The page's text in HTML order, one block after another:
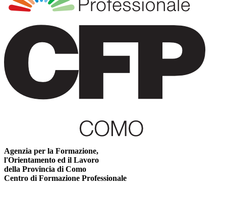
Agenzia per la Formazione,
l'Orientamento ed il Lavoro
della Provincia di Como
Centro di Formazione Professionale